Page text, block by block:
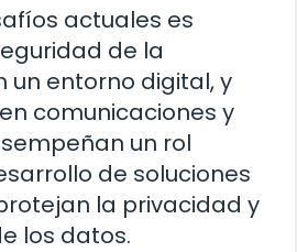
actuales es
de la
un entorno digital, y
comunicaciones y
un rol
de soluciones
la privacidad y
los datos.